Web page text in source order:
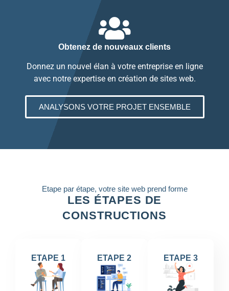
Obtenez de nouveaux clients
Donnez un nouvel élan à votre entreprise en ligne
avec notre expertise en création de sites web.
ANALYSONS VOTRE PROJET ENSEMBLE
Etape par étape, votre site web prend forme
LES ÉTAPES DE
CONSTRUCTIONS
ETAPE 1 ETAPE 2 ETAPE 3